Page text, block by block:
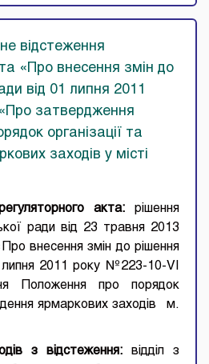
відстеження
«Про внесення змін до
від 01 липня 2011
затвердження
організації та
заходів у місті
акта: рішення
ради від 23 травня 2013
внесення змін до рішення
липня 2011 року №223-10-VI
Положення про порядок
ярмаркових заходів м.
з відстеження: відділ з